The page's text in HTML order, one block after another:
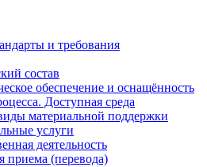
и требования
состав
обеспечение и оснащённость
Доступная среда
материальной поддержки
услуги
деятельность
приема (перевода)